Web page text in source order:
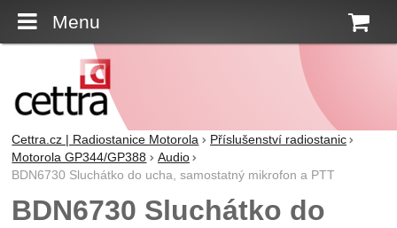
Menu
Cettra.cz | Radiostanice Motorola
Příslušenství radiostanic
Motorola GP344/GP388
Audio
BDN6730 Sluchátko do ucha, samostatný mikrofon a PTT
BDN6730 Sluchátko do